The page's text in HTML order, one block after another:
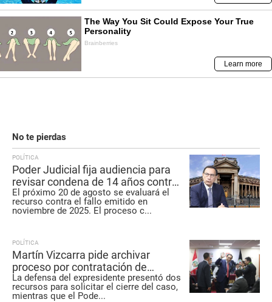
No te pierdas
POLÍTICA
Poder Judicial fija audiencia para
revisar condena de 14 años contra
Martín Vizcarra
El próximo 20 de agosto se evaluará el
recurso contra el fallo emitido en
noviembre de 2025. El proceso c...
POLÍTICA
Martín Vizcarra pide archivar
proceso por contratación de
Richard Swing
La defensa del expresidente presentó dos
recursos para solicitar el cierre del caso,
mientras que el Pode...